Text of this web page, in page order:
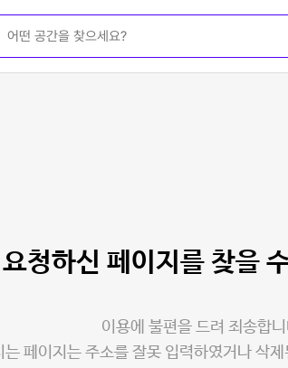
요청하신 페이지를 찾을
이용에 불편을 드려 죄송합
는 페이지는 주소를 잘못 입력하였거나 삭